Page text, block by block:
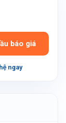
báo giá
ngay